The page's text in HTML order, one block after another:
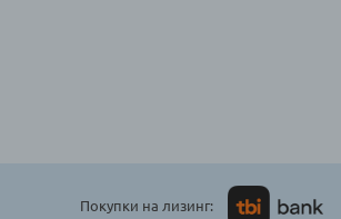
Покупки на лизинг: